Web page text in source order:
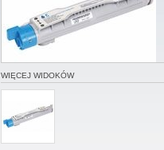
WIĘCEJ WIDOKÓW